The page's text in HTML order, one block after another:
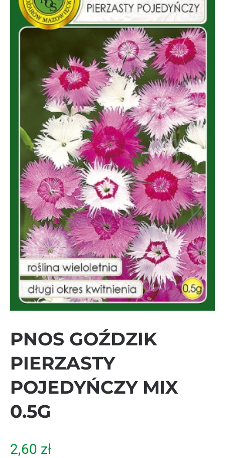
PNOS GOŹDZIK
PIERZASTY
POJEDYŃCZY MIX
0.5G
2,60 zł